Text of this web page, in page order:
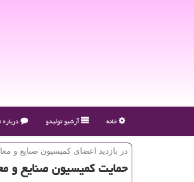
خانه آرشیو تولیدو درباره
در بازدید اعضای كمیسیون صنایع و
حمایت كمیسیون صنایع و